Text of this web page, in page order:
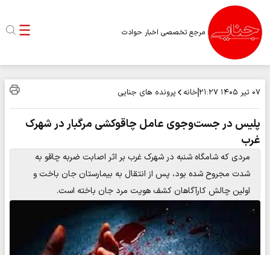
مرجع تخصصی اخبار حوادث
۰۷ تیر ۱۴۰۵ ۲۱:۲۷ خانه پرونده های جنایی
پلیس در جست‌وجوی عامل چاقوکشی مرگبار در شهرک
غرب
مردی که شامگاه شنبه در شهرک غرب بر اثر اصابت ضربه چاقو به
شدت مجروح شده بود، پس از انتقال به بیمارستان جان باخت و
اولین چالش کارآگاهان کشف هویت مرد جان باخته است.